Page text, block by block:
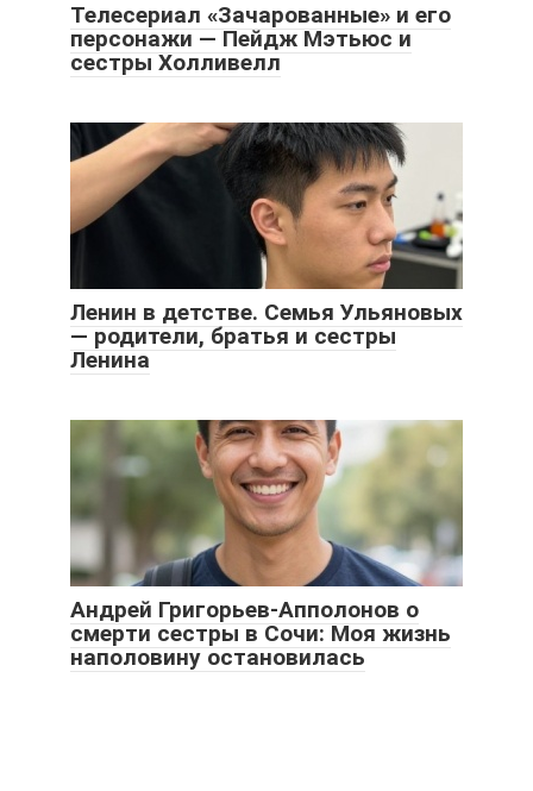
Телесериал «Зачарованные» и его
персонажи — Пейдж Мэтьюс и
сестры Холливелл
Ленин в детстве. Семья Ульяновых
— родители, братья и сестры
Ленина
Андрей Григорьев-Апполонов о
смерти сестры в Сочи: Моя жизнь
наполовину остановилась